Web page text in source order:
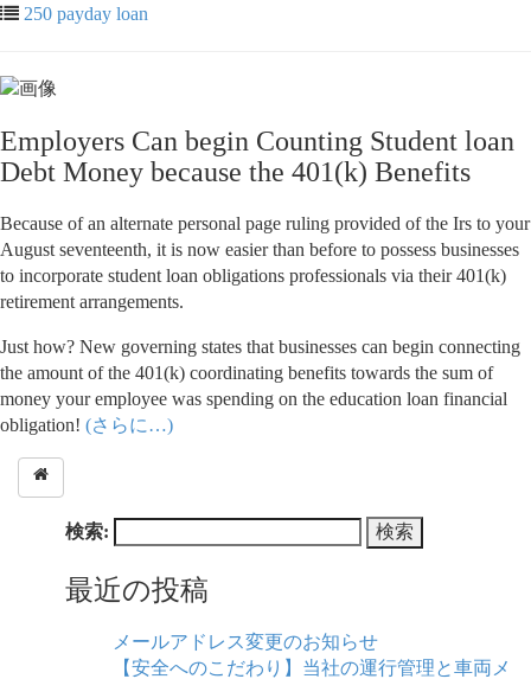
250 payday loan
Employers Can begin Counting Student loan
Debt Money because the 401(k) Benefits
Because of an alternate personal page ruling provided of the Irs to your
August seventeenth, it is now easier than before to possess businesses
to incorporate student loan obligations professionals via their 401(k)
retirement arrangements.
Just how? New governing states that businesses can begin connecting
the amount of the 401(k) coordinating benefits towards the sum of
money your employee was spending on the education loan financial
obligation! (さらに…)
検索:
最近の投稿
メールアドレス変更のお知らせ
【安全へのこだわり】当社の運行管理と車両メ